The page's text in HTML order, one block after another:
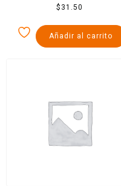
Electrolit sabor fresa 1000
$ 31.50
Añadir al carrito